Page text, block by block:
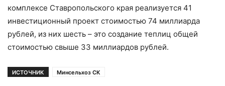
комплексе Ставропольского края реализуется 41
инвестиционный проект стоимостью 74 миллиарда
рублей, из них шесть – это создание теплиц общей
стоимостью свыше 33 миллиардов рублей.
ИСТОЧНИК Минсельхоз СК